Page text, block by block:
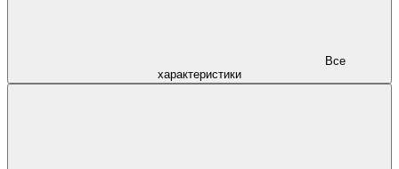
характеристики